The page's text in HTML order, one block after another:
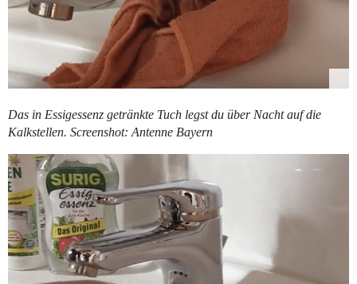
Das in Essigessenz getränkte Tuch legst du über Nacht auf die
Kalkstellen. Screenshot: Antenne Bayern